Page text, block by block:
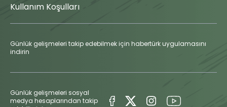
Kullanım Koşulları
Günlük gelişmeleri takip edebilmek için habertürk uygulamasını
indirin
Günlük gelişmeleri sosyal
medya hesaplarından takip